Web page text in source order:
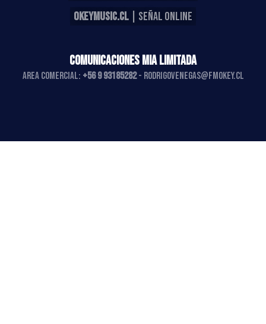
OKEYMUSIC.CL | SEÑAL ONLINE
COMUNICACIONES MIA LIMITADA
AREA COMERCIAL: +56 9 93185282- rodrigovenegas@fmokey.cl